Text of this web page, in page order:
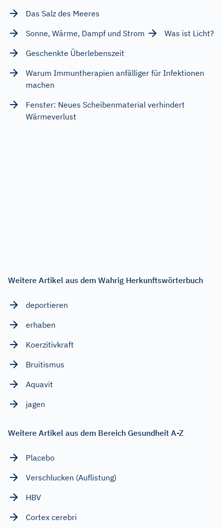
Das Salz des Meeres
Sonne, Wärme, Dampf und Strom
Was ist Licht?
Geschenkte Überlebenszeit
Warum Immuntherapien anfälliger für Infektionen
machen
Fenster: Neues Scheibenmaterial verhindert
Wärmeverlust
Weitere Artikel aus dem Wahrig Herkunftswörterbuch
deportieren
erhaben
Koerzitivkraft
Bruitismus
Aquavit
jagen
Weitere Artikel aus dem Bereich Gesundheit A-Z
Placebo
Verschlucken (Auflistung)
HBV
Cortex cerebri